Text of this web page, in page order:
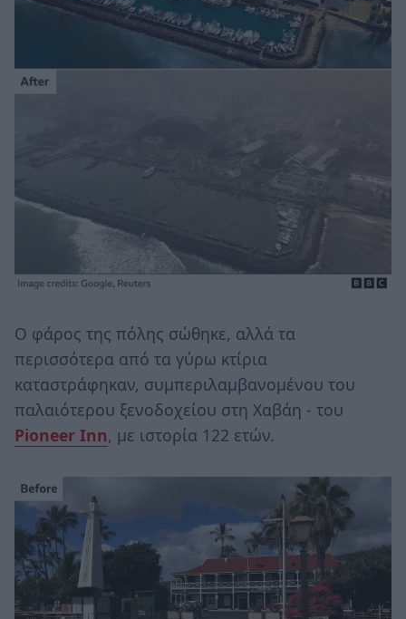
Ο φάρος της πόλης σώθηκε, αλλά τα
περισσότερα από τα γύρω κτίρια
καταστράφηκαν, συμπεριλαμβανομένου του
παλαιότερου ξενοδοχείου στη Χαβάη - του
Pioneer Inn, με ιστορία 122 ετών.